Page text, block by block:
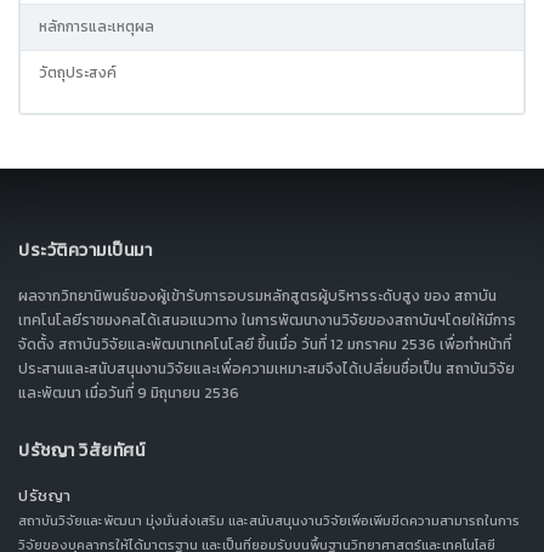
หลักการและเหตุผล
วัตถุประสงค์
ประวัติความเป็นมา
ผลจากวิทยานิพนธ์ของผู้เข้ารับการอบรมหลักสูตรผู้บริหารระดับสูง ของ สถาบัน
เทคโนโลยีราชมงคลได้เสนอแนวทาง ในการพัฒนางานวิจัยของสถาบันฯโดยให้มีการ
จัดตั้ง สถาบันวิจัยและพัฒนาเทคโนโลยี ขึ้นเมื่อ วันที่ 12 มกราคม 2536 เพื่อทำหน้าที่
ประสานและสนับสนุนงานวิจัยและเพื่อความเหมาะสมจึงได้เปลี่ยนชื่อเป็น สถาบันวิจัย
และพัฒนา เมื่อวันที่ 9 มิถุนายน 2536
ปรัชญา วิสัยทัศน์
ปรัชญา
สถาบันวิจัยและพัฒนา มุ่งมั่นส่งเสริม และสนับสนุนงานวิจัยเพื่อเพิ่มขีดความสามารถในการ
วิจัยของบุคลากรให้ได้มาตรฐาน และเป็นที่ยอมรับบนพื้นฐานวิทยาศาสตร์และเทคโนโลยี